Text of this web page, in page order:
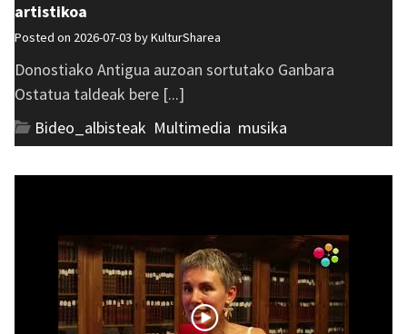
artistikoa
Posted on 2026-07-03 byKulturSharea
Donostiako Antigua auzoan sortutako Ganbara
Ostatua taldeak bere [...]
Bideo_albisteak Multimedia musika